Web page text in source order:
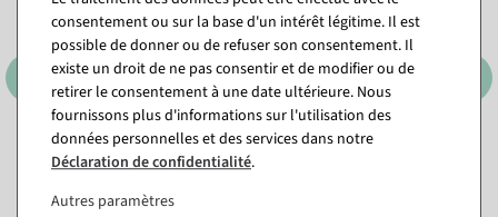
Étoile en métal Pendentif
avec cordon
Disponible immédiatement
consentement ou sur la base d'un intérêt légitime. Il est
possible de donner ou de refuser son consentement. Il
existe un droit de ne pas consentir et de modifier ou de
retirer le consentement à une date ultérieure. Nous
fournissons plus d'informations sur l'utilisation des
données personnelles et des services dans notre
Déclaration de confidentialité.
Autres paramètres